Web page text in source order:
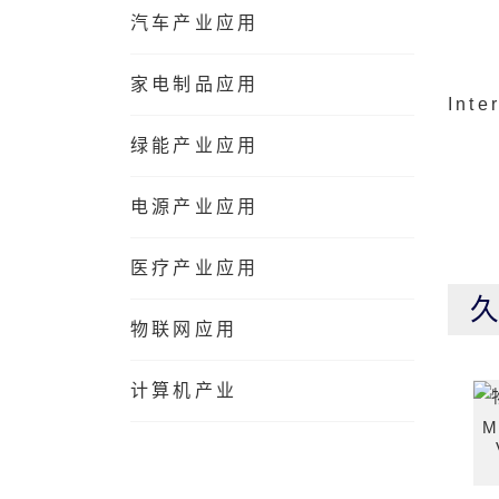
汽车产业应用
家电制品应用
绿能产业应用
电源产业应用
医疗产业应用
物联网应用
计算机产业